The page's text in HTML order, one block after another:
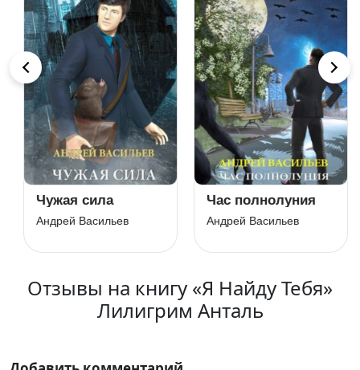
Чужая сила
Андрей Васильев
Час полнолуния
Андрей Васильев
Отзывы на книгу «Я Найду Тебя»
Лилигрим Анталь